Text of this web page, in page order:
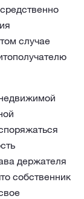
случае
держателя
собственник